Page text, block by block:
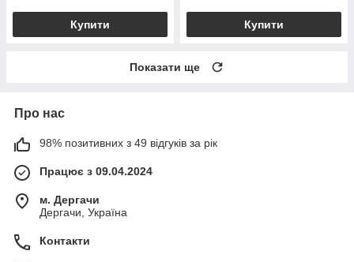
Купити Купити
Показати ще
Про нас
98% позитивних з 49 відгуків за рік
Працює з 09.04.2024
м. Дергачи
Дергачи, Україна
Контакти